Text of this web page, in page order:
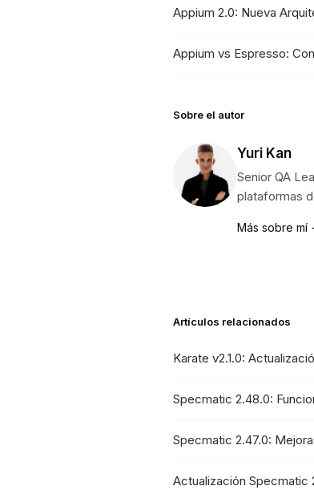
Appium 2.0: Nueva
Appium vs Espresso:
Sobre el autor
Yuri Kan
Senior QA
plataformas
Más sobre mí
Artículos relacionados
Karate v2.1.0:
Specmatic 2.48.0:
Specmatic 2.47.0:
Actualización Specmatic